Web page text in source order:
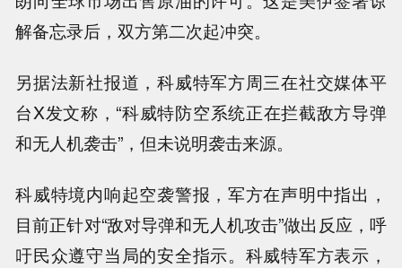
解备忘录后，双方第二次起冲突。
另据法新社报道，科威特军方周三在社交媒体平
台X发文称，“科威特防空系统正在拦截敌方导弹
和无人机袭击”，但未说明袭击来源。
科威特境内响起空袭警报，军方在声明中指出，
目前正针对“敌对导弹和无人机攻击”做出反应，呼
吁民众遵守当局的安全指示。科威特军方表示，